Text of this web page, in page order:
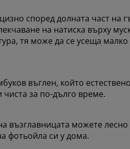
според долната част на
на натиска върху
тя може да се усеща
въглен, който
чиста за по-дълго време.
възглавницата можете
фотьойла си у дома.